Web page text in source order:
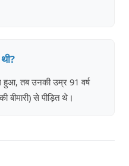
तब उनकी उम्र 91 वर्ष
से पीड़ित थे।